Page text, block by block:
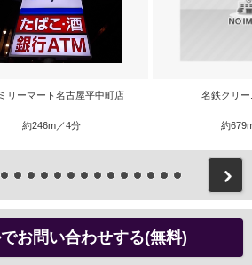
リーマート名古屋平中町店
約246m／4分
名鉄クリ
約
お問い合わせする(無料)